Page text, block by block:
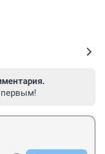
первым!